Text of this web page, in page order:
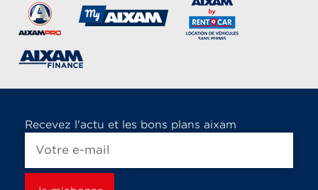
Recevez l'actu et les bons plans aixam